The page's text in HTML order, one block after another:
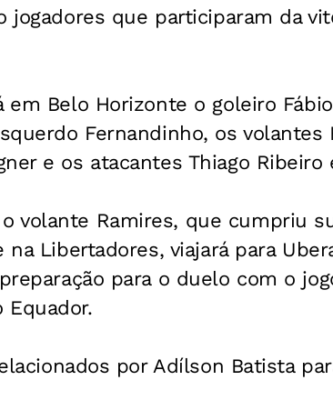
jogadores que participaram da
em Belo Horizonte o goleiro
Fernandinho, os volantes
e os atacantes Thiago
volante Ramires, que cumpriu
Libertadores, viajará para
para o duelo com o
Equador.
por Adílson Batista